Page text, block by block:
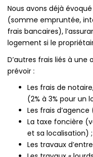
Nous avons déjà
(somme empruntée,
frais bancaires),
logement si le
D’autres frais liés à
prévoir :
Les frais de
(2% à 3% pour un
Les frais
La taxe foncière
et sa localisation) ;
Les travaux